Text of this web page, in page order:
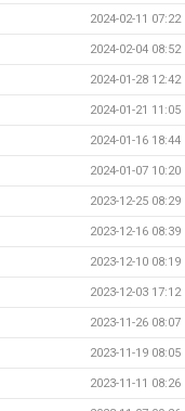
2024-02-11 07:22
2024-02-04 08:52
2024-01-28 12:42
2024-01-21 11:05
2024-01-16 18:44
2024-01-07 10:20
2023-12-25 08:29
2023-12-16 08:39
2023-12-10 08:19
2023-12-03 17:12
2023-11-26 08:07
2023-11-19 08:05
2023-11-11 08:26